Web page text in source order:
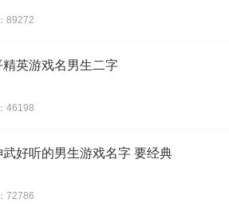
89272
精英游戏名男生二字
46198
武好听的男生游戏名字 要经典
72786